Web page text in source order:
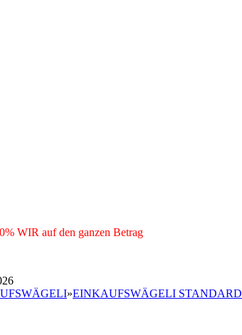
WIR auf den ganzen Betrag
»EINKAUFSWÄGELI STANDARD